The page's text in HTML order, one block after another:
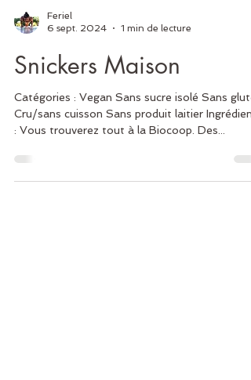
Feriel
6 sept. 2024
1 min de lecture
Snickers Maison
Catégories : Vegan Sans sucre isolé Sans
Cru/sans cuisson Sans produit laitier
: Vous trouverez tout à la Biocoop. Des...